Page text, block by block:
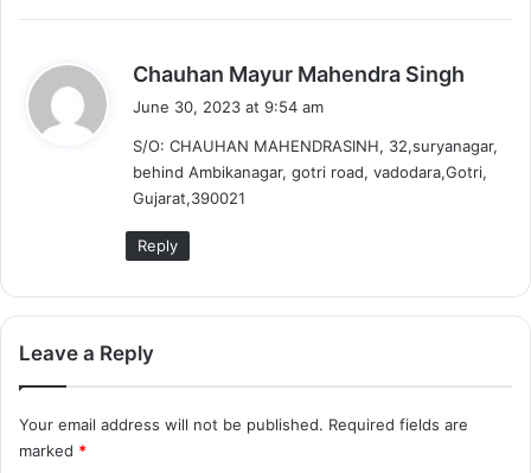
Chauhan Mayur Mahendra Singh
s
:
June 30, 2023 at 9:54 am
S/O: CHAUHAN MAHENDRASINH, 32,suryanagar,
behind Ambikanagar, gotri road, vadodara,Gotri,
Gujarat,390021
Reply
Leave a Reply
Your email address will not be published. Required fields are
marked *